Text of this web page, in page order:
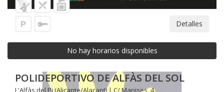
Detalles
No hay horarios disponibles
POLIDEPORTIVO DE ALFÀS DEL SOL
L'Alfàs del Pi (Alicante/Alacant) | C/ Manises, 4